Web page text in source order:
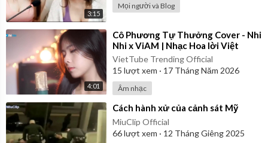
3:15
Mọi người và Blog
4:01
⁣Cô Phương Tự Thưởng Cover - Nhi
Nhi x ViAM | Nhạc Hoa lời Việt
VietTube Trending Official
15 lượt xem · 17 Tháng Năm 2026
Âm nhạc
⁣Cách hành xử của cảnh sát Mỹ
MiuClip Official
66lượt xem · 12 Tháng Giêng 2025